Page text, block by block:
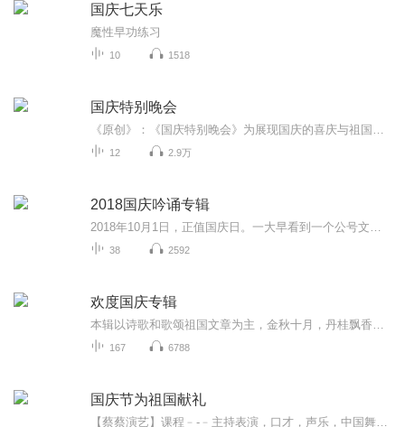
国庆七天乐
魔性早功练习
10 1518
国庆特别晚会
12 2.9万
2018国庆吟诵专辑
38 2592
欢度国庆专辑
167 6788
国庆节为祖国献礼